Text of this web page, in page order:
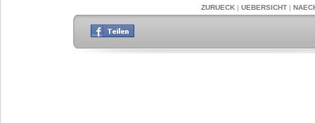
ZURUECK | UEBERSICHT |